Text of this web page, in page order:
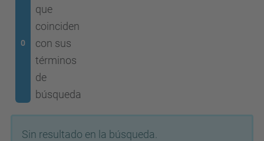
0
que
coinciden
con sus
términos
de
búsqueda
Sin resultado en la búsqueda.